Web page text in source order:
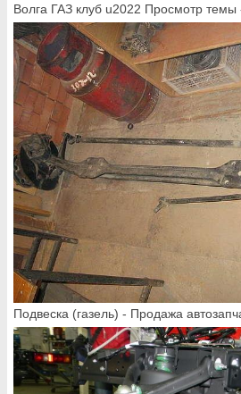
Волга ГАЗ клуб u2022 Просмотр темы
Подвеска (газель) - Продажа